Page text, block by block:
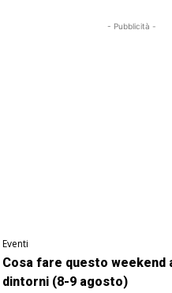
- Pubblicità -
Eventi
Cosa fare questo weekend
dintorni (8-9 agosto)